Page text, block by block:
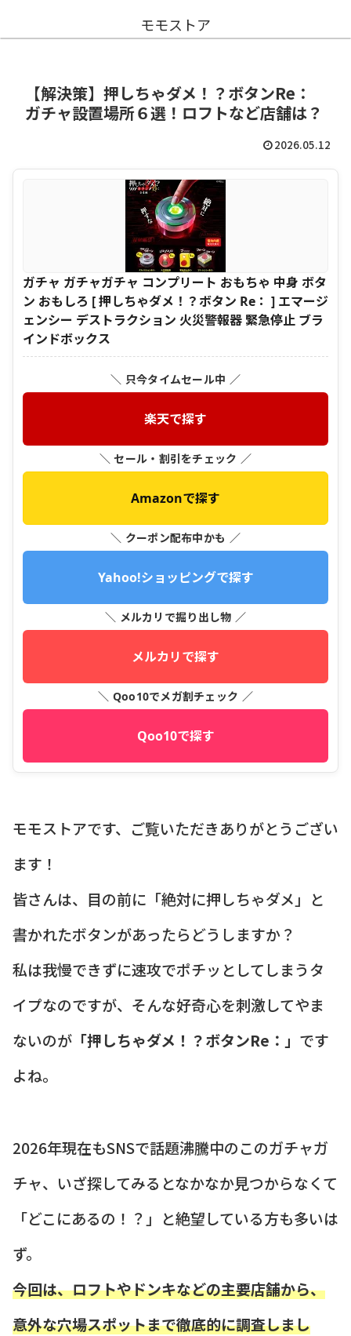
モモストア
【解決策】押しちゃダメ！？ボタンRe：
ガチャ設置場所６選！ロフトなど店舗は？
2026.05.12
ガチャ ガチャガチャ コンプリート おもちゃ 中身 ボタ
ン おもしろ [ 押しちゃダメ！？ボタン Re： ] エマージ
ェンシー デストラクション 火災警報器 緊急停止 ブラ
インドボックス
＼ 只今タイムセール中 ／
楽天で探す
＼ セール・割引をチェック ／
Amazonで探す
＼ クーポン配布中かも ／
Yahoo!ショッピングで探す
＼ メルカリで掘り出し物 ／
メルカリで探す
＼ Qoo10でメガ割チェック ／
Qoo10で探す
モモストアです、ご覧いただきありがとうござい
ます！
皆さんは、目の前に「絶対に押しちゃダメ」と
書かれたボタンがあったらどうしますか？
私は我慢できずに速攻でポチッとしてしまうタ
イプなのですが、そんな好奇心を刺激してやま
ないのが 「押しちゃダメ！？ボタンRe：」 です
よね。
2026年現在もSNSで話題沸騰中のこのガチャガ
チャ、いざ探してみるとなかなか見つからなくて
「どこにあるの！？」と絶望している方も多いは
ず。
今回は、ロフトやドンキなどの主要店舗から、
意外な穴場スポットまで徹底的に調査しまし